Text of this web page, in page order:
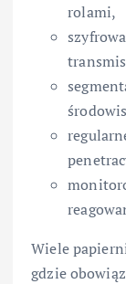
rolami,
Wiele
gdzie